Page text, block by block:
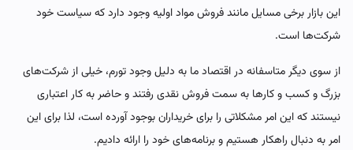
این بازار برخی مسایل مانند فروش مواد اولیه وجود دارد که سیاست خود
شرکت‌ها است.
‌از سوی دیگر متاسفانه در اقتصاد ما به دلیل وجود تورم‌، خیلی از شرکت‌های
بزرگ و کسب و کارها به سمت فروش نقدی رفتند و حاضر به کار اعتباری
نیستند که این امر مشکلاتی را برای خریداران بوجود آورده است، لذا برای این
امر به دنبال راهکار هستیم و برنامه‌های خود را ارائه دادیم.